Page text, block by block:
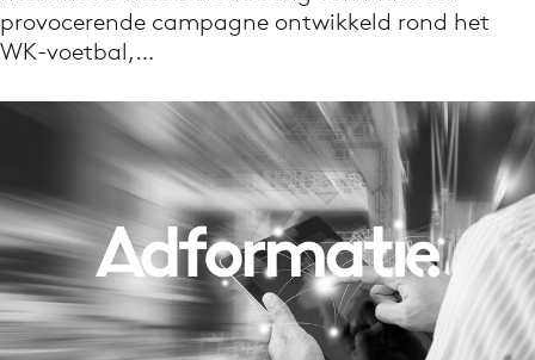
Menu
Home
9 sept: GenAI-training
12 nov: MarketingLive!
Adverteren
provocerende campagne ontwikkeld rond het
WK-voetbal,…